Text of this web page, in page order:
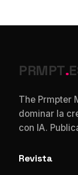
PRMPT.
The Prmpter
dominar la
con IA.
Revista